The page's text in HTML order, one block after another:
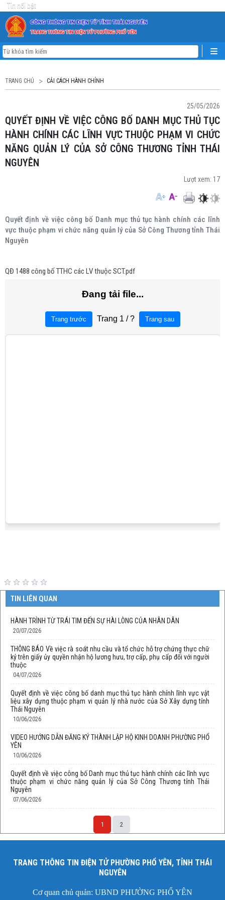
Tin nổi bật
TRANG CHỦ CẢI CÁCH HÀNH CHÍNH
25/05/2026
QUYẾT ĐỊNH VỀ VIỆC CÔNG BỐ DANH MỤC THỦ TỤC
HÀNH CHÍNH CÁC LĨNH VỰC THUỘC PHẠM VI CHỨC
NĂNG QUẢN LÝ CỦA SỞ CÔNG THƯƠNG TỈNH THÁI
NGUYÊN
Lượt xem: 17
Quyết định về việc công bố Danh mục thủ tục hành chính các lĩnh
vực thuộc phạm vi chức năng quản lý của Sở Công Thương tỉnh Thái
Nguyên
QĐ 1488 công bố TTHC các LV thuộc SCT.pdf
TIN LIÊN QUAN
HÀNH TRÌNH TỪ TRÁI TIM ĐẾN SỰ HÀI LÒNG CỦA NHÂN DÂN
20/07/2026
THÔNG BÁO Về việc rà soát nhu cầu và tổ chức hỗ trợ chứng thực chữ
ký trên giấy ủy quyền nhận hộ lương hưu, trợ cấp, phụ cấp đối với người
thuộc
04/07/2026
Quyết định về việc công bố danh mục thủ tục hành chính lĩnh vực vật
liệu xây dựng thuộc phạm vi quản lý nhà nước của Sở Xây dựng tỉnh
Thái Nguyên
10/06/2026
VIDEO HƯỚNG DẪN ĐĂNG KÝ THÀNH LẬP HỘ KINH DOANH PHƯỜNG PHỔ
YÊN
10/06/2026
Quyết định về việc công bố Danh mục thủ tục hành chính các lĩnh vực
thuộc phạm vi chức năng quản lý của Sở Công Thương tỉnh Thái
Nguyên
07/06/2026
1 2
TRANG THÔNG TIN ĐIỆN TỬ PHƯỜNG PHỔ YÊN, TỈNH THÁI
NGUYÊN
Cơ quan chủ quản: UBND PHƯỜNG PHỔ YÊN